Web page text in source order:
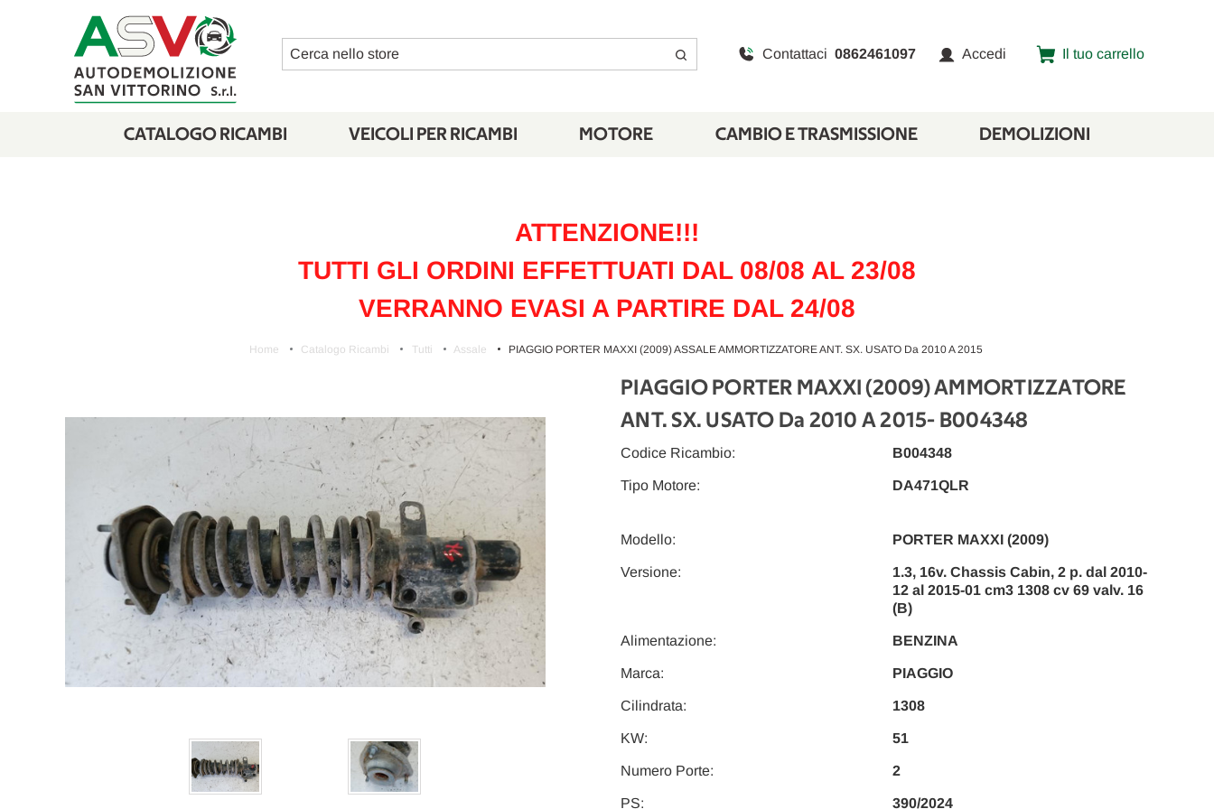
Cerca Contattaci 0862461097 Accedi Il tuo carrello
CATALOGO RICAMBI VEICOLI PER RICAMBI MOTORE CAMBIO E TRASMISSIONE DEMOLIZIONI
ATTENZIONE!!!
TUTTI GLI ORDINI EFFETTUATI DAL 08/08 AL 23/08
VERRANNO EVASI A PARTIRE DAL 24/08
Home Catalogo Ricambi Tutti Assale PIAGGIO PORTER MAXXI (2009) ASSALE AMMORTIZZATORE ANT. SX. USATO Da 2010 A 2015
PIAGGIO PORTER MAXXI (2009) AMMORTIZZATORE
ANT. SX. USATO Da 2010 A 2015- B004348
Modello: PORTER MAXXI (2009)
Versione:
1.3, 16v. Chassis Cabin, 2 p. dal 2010-
12 al 2015-01 cm3 1308 cv 69 valv. 16
(B)
Codice Ricambio: B004348
Cilindrata: 1308
Alimentazione: BENZINA
Tipo Motore: DA471QLR
Marca: PIAGGIO
KW: 51
Numero Porte: 2
PS: 390/2024